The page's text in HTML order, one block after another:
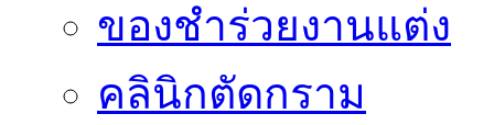
ของชำร่วยงานแต่ง
คลินิกตัดกราม